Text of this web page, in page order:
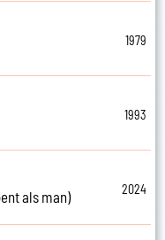
1979
1993
als man)
2024